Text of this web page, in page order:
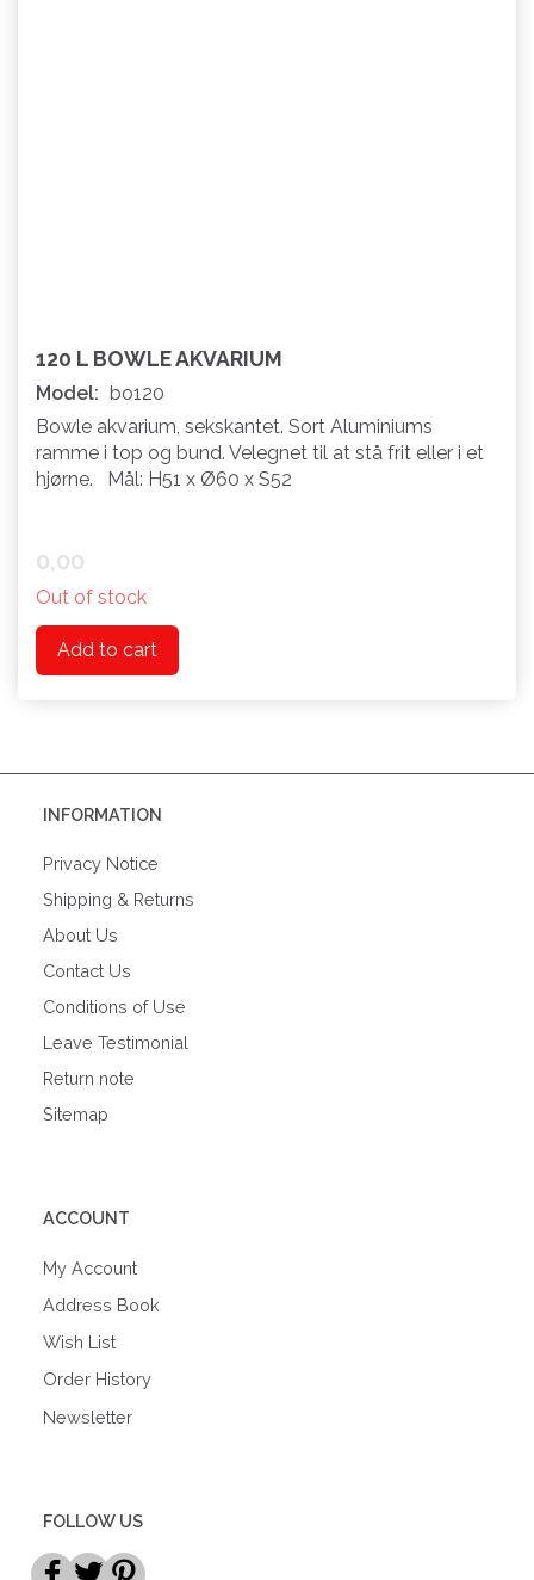
120 L BOWLE AKVARIUM
Model:
bo120
Bowle akvarium, sekskantet. Sort Aluminiums
ramme i top og bund. Velegnet til at stå frit eller i et
hjørne. Mål: H51 x Ø60 x S52
0,00
Out of stock
Add to cart
INFORMATION
Privacy Notice
Shipping & Returns
About Us
Contact Us
Conditions of Use
Leave Testimonial
Return note
Sitemap
ACCOUNT
My Account
Address Book
Wish List
Order History
Newsletter
FOLLOW US